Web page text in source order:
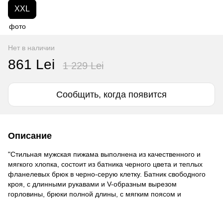
XXL
Нет в наличии
861 Lei 1 229 Lei
Сообщить, когда появится
Описание
"Стильная мужская пижама выполнена из качественного и
мягкого хлопка, состоит из батника черного цвета и теплых
фланелевых брюк в черно-серую клетку. Батник свободного
кроя, с длинными рукавами и V-образным вырезом
горловины, брюки полной длины, с мягким поясом и